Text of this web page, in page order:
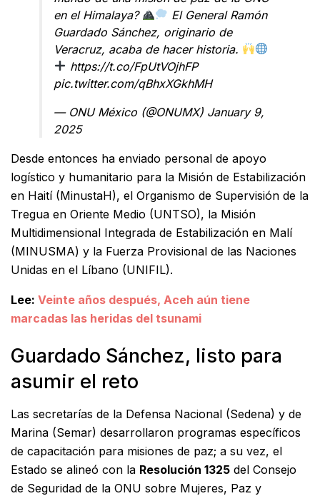
en el Himalaya?
El General Ramón
Guardado Sánchez, originario de
Veracruz, acaba de hacer historia.
https://t.co/FpUtVOjhFP
pic.twitter.com/qBhxXGkhMH
— ONU México (@ONUMX) January 9,
2025
Desde entonces ha enviado personal de apoyo
logístico y humanitario para la Misión de Estabilización
en Haití (MinustaH), el Organismo de Supervisión de la
Tregua en Oriente Medio (UNTSO), la Misión
Multidimensional Integrada de Estabilización en Malí
(MINUSMA) y la Fuerza Provisional de las Naciones
Unidas en el Líbano (UNIFIL).
Lee: Veinte años después, Aceh aún tiene
marcadas las heridas del tsunami
Guardado Sánchez, listo para
asumir el reto
Las secretarías de la Defensa Nacional (Sedena) y de
Marina (Semar) desarrollaron programas específicos
de capacitación para misiones de paz; a su vez, el
Estado se alineó con la Resolución 1325 del Consejo
de Seguridad de la ONU sobre Mujeres, Paz y